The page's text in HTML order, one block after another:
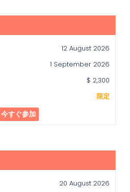
12 August 2026
1 September 2026
$ 2,300
限定
今すぐ参加
20 August 2026